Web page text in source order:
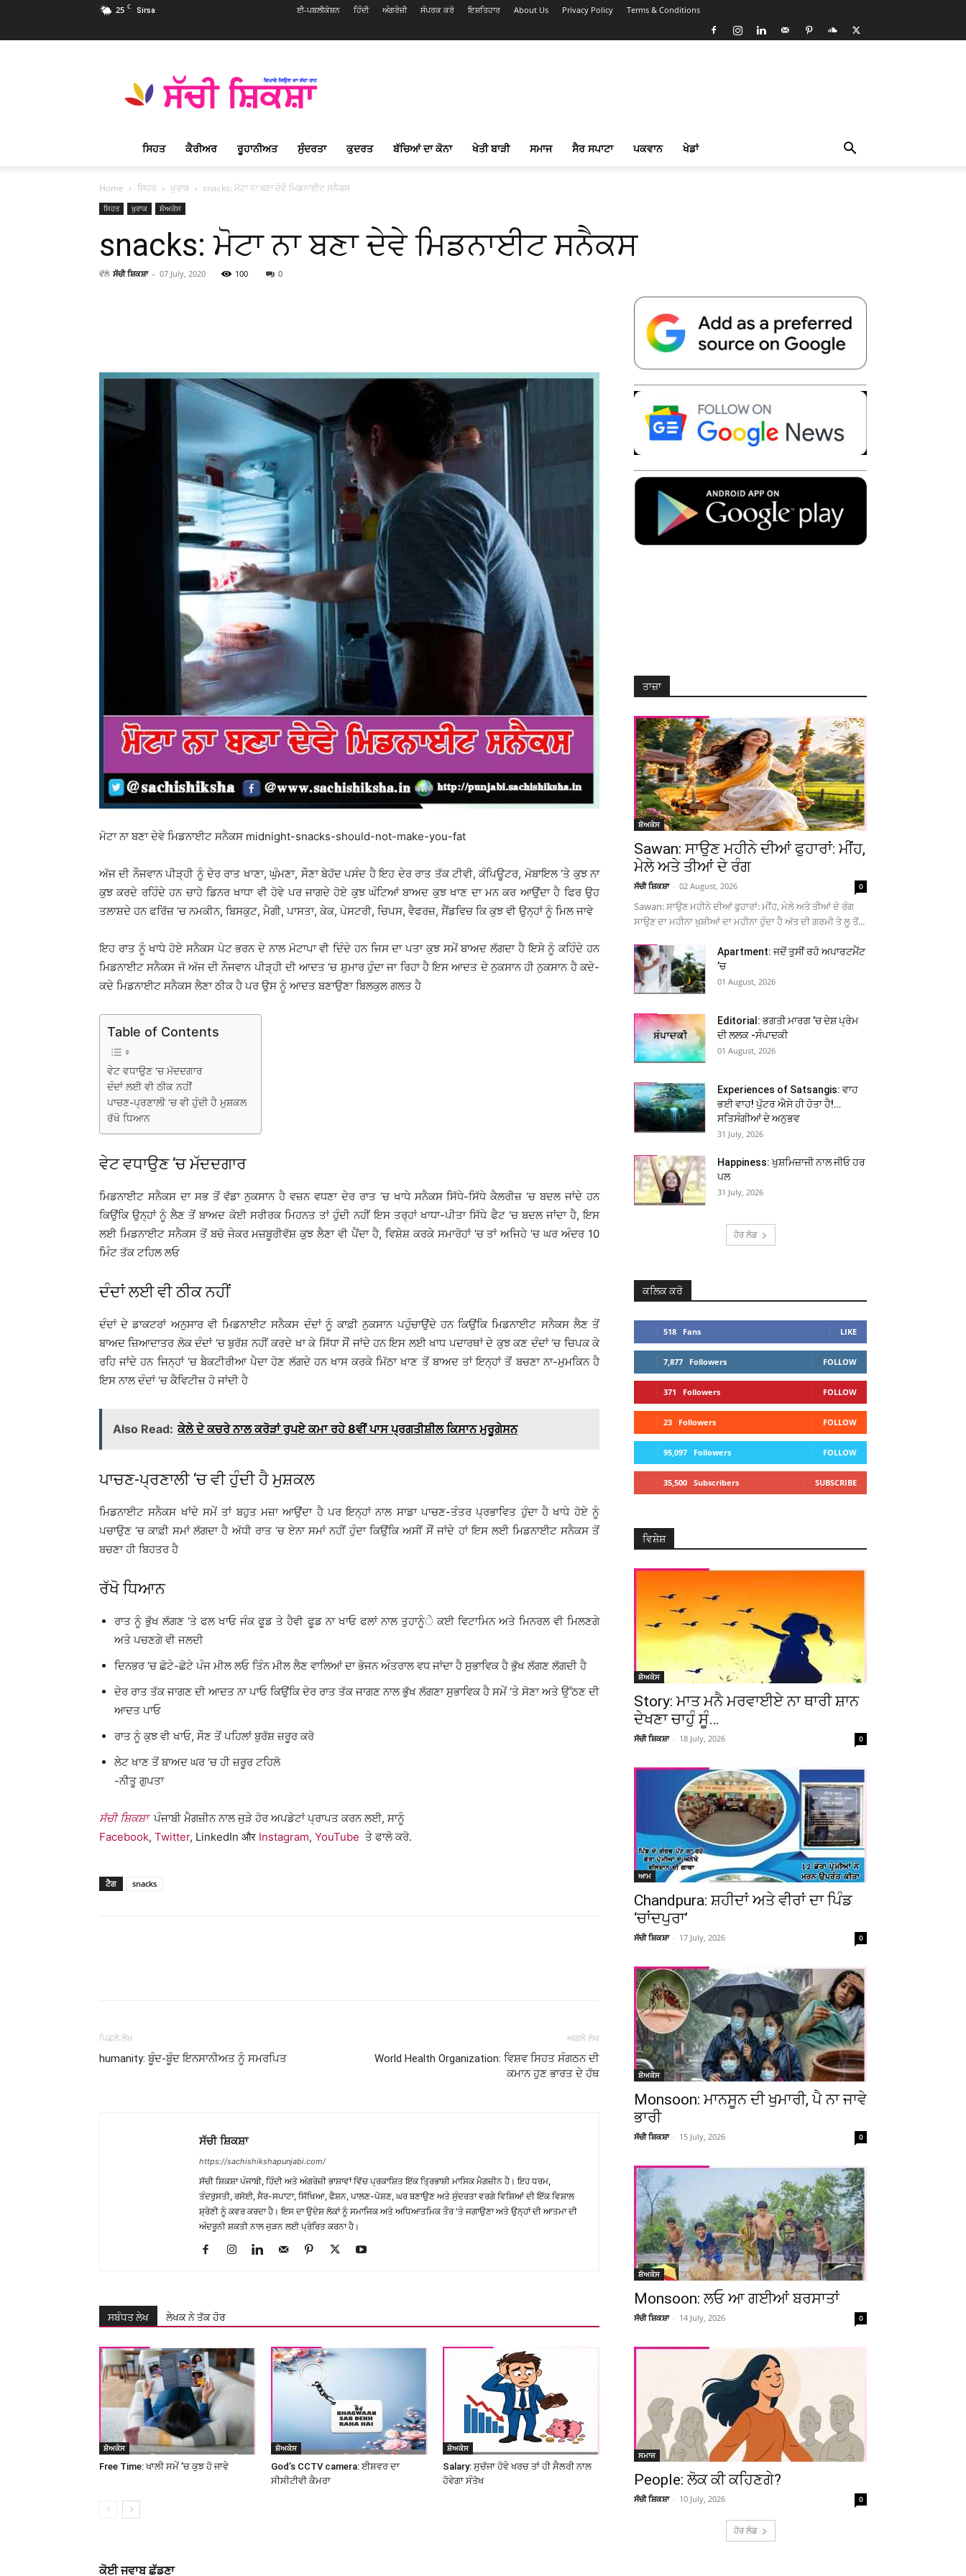
25 C Sirsa ਈ-ਪਬਲੀਕੇਸ਼ਨ ਹਿੰਦੀ ਅੰਗਰੇਜ਼ੀ ਸੰਪਰਕ ਕਰੋ ਇਸ਼ਤਿਹਾਰ About Us Privacy Policy Terms & Conditions
Shiksha
Punjabi
ਸ਼ਿਕਸ਼ਾ
ਪ੍ਰਸਿੱਧ
ਮੈਗਜ਼ੀਨ
ਸਿਹਤ ਕੈਰੀਅਰ ਰੂਹਾਨੀਅਤ ਸੁੰਦਰਤਾ ਕੁਦਰਤ ਬੱਚਿਆਂ ਦਾ ਕੋਨਾ ਖੇਤੀ ਬਾੜੀ ਸਮਾਜ ਸੈਰ ਸਪਾਟਾ ਪਕਵਾਨ ਖੇਡਾਂ
Home ਸਿਹਤ ਖੁਰਾਕ snacks: ਮੋਟਾ ਨਾ ਬਣਾ ਦੇਵੇ ਮਿਡਨਾਈਟ ਸਨੈਕਸ
ਸਿਹਤ ਖੁਰਾਕ ਸ਼ੋਅਕੇਸ
snacks: ਮੋਟਾ ਨਾ ਬਣਾ ਦੇਵੇ ਮਿਡਨਾਈਟ ਸਨੈਕਸ
ਵੱਲੋ ਸੱਚੀ ਸ਼ਿਕਸ਼ਾ - 07 July, 2020 100 0
Telegram Copy URL
ਮੋਟਾ ਨਾ ਬਣਾ ਦੇਵੇ ਮਿਡਨਾਈਟ ਸਨੈਕਸ midnight-snacks-should-not-make-you-fat
ਅੱਜ ਦੀ ਨੌਜਵਾਨ ਪੀੜ੍ਹੀ ਨੂੰ ਦੇਰ ਰਾਤ ਖਾਣਾ, ਘੁੰਮਣਾ, ਸੌਣਾ ਬੇਹੱਦ ਪਸੰਦ ਹੈ ਇਹ ਦੇਰ ਰਾਤ ਤੱਕ ਟੀਵੀ, ਕੰਪਿਊਟਰ, ਮੋਬਾਇਲ ‘ਤੇ ਕੁਝ ਨਾ
ਕੁਝ ਕਰਦੇ ਰਹਿੰਦੇ ਹਨ ਚਾਹੇ ਡਿਨਰ ਖਾਧਾ ਵੀ ਹੋਵੇ ਪਰ ਜਾਗਦੇ ਹੋਏ ਕੁਝ ਘੰਟਿਆਂ ਬਾਅਦ ਕੁਝ ਖਾਣ ਦਾ ਮਨ ਕਰ ਆਉਂਦਾ ਹੈ ਫਿਰ ਉਹ
ਤਲਾਸ਼ਦੇ ਹਨ ਫਰਿੱਜ਼ ‘ਚ ਨਮਕੀਨ, ਬਿਸਕੁਟ, ਮੈਗੀ, ਪਾਸਤਾ, ਕੇਕ, ਪੇਸਟਰੀ, ਚਿਪਸ, ਵੈਫਰਜ਼, ਸੈਂਡਵਿਚ ਕਿ ਕੁਝ ਵੀ ਉਨ੍ਹਾਂ ਨੂੰ ਮਿਲ ਜਾਵੇ
ਇਹ ਰਾਤ ਨੂੰ ਖਾਧੇ ਹੋਏ ਸਨੈਕਸ ਪੇਟ ਭਰਨ ਦੇ ਨਾਲ ਮੋਟਾਪਾ ਵੀ ਦਿੰਦੇ ਹਨ ਜਿਸ ਦਾ ਪਤਾ ਕੁਝ ਸਮੇਂ ਬਾਅਦ ਲੱਗਦਾ ਹੈ ਇਸੇ ਨੂੰ ਕਹਿੰਦੇ ਹਨ
ਮਿਡਨਾਈਟ ਸਨੈਕਸ ਜੋ ਅੱਜ ਦੀ ਨੌਜਵਾਨ ਪੀੜ੍ਹੀ ਦੀ ਆਦਤ ‘ਚ ਸ਼ੁਮਾਰ ਹੁੰਦਾ ਜਾ ਰਿਹਾ ਹੈ ਇਸ ਆਦਤ ਦੇ ਨੁਕਸਾਨ ਹੀ ਨੁਕਸਾਨ ਹੈ ਕਦੇ-
ਕਦੇ ਮਿਡਨਾਈਟ ਸਨੈਕਸ ਲੈਣਾ ਠੀਕ ਹੈ ਪਰ ਉਸ ਨੂੰ ਆਦਤ ਬਣਾਉਣਾ ਬਿਲਕੁਲ ਗਲਤ ਹੈ
Table of Contents
ਵੇਟ ਵਧਾਉਣ ‘ਚ ਮੱਦਦਗਾਰ
ਦੰਦਾਂ ਲਈ ਵੀ ਠੀਕ ਨਹੀਂ
ਪਾਚਣ-ਪ੍ਰਣਾਲੀ ‘ਚ ਵੀ ਹੁੰਦੀ ਹੈ ਮੁਸ਼ਕਲ
ਰੱਖੋ ਧਿਆਨ
ਵੇਟ ਵਧਾਉਣ ‘ਚ ਮੱਦਦਗਾਰ
ਮਿਡਨਾਈਟ ਸਨੈਕਸ ਦਾ ਸਭ ਤੋਂ ਵੱਡਾ ਨੁਕਸਾਨ ਹੈ ਵਜ਼ਨ ਵਧਣਾ ਦੇਰ ਰਾਤ ‘ਚ ਖਾਧੇ ਸਨੈਕਸ ਸਿੱਧੇ-ਸਿੱਧੇ ਕੈਲਰੀਜ਼ ‘ਚ ਬਦਲ ਜਾਂਦੇ ਹਨ
ਕਿਉਂਕਿ ਉਨ੍ਹਾਂ ਨੂੰ ਲੈਣ ਤੋਂ ਬਾਅਦ ਕੋਈ ਸਰੀਰਕ ਮਿਹਨਤ ਤਾਂ ਹੁੰਦੀ ਨਹੀਂ ਇਸ ਤਰ੍ਹਾਂ ਖਾਧਾ-ਪੀਤਾ ਸਿੱਧੇ ਫੈਟ ‘ਚ ਬਦਲ ਜਾਂਦਾ ਹੈ, ਇਸ
ਲਈ ਮਿਡਨਾਈਟ ਸਨੈਕਸ ਤੋਂ ਬਚੋ ਜੇਕਰ ਮਜ਼ਬੂਰੀਵੱਸ਼ ਕੁਝ ਲੈਣਾ ਵੀ ਪੈਂਦਾ ਹੈ, ਵਿਸ਼ੇਸ਼ ਕਰਕੇ ਸਮਾਰੋਹਾਂ ‘ਚ ਤਾਂ ਅਜਿਹੇ ‘ਚ ਘਰ ਅੰਦਰ 10
ਮਿੰਟ ਤੱਕ ਟਹਿਲ ਲਓ
ਦੰਦਾਂ ਲਈ ਵੀ ਠੀਕ ਨਹੀਂ
ਦੰਦਾਂ ਦੇ ਡਾਕਟਰਾਂ ਅਨੁਸਾਰ ਵੀ ਮਿਡਨਾਈਟ ਸਨੈਕਸ ਦੰਦਾਂ ਨੂੰ ਕਾਫ਼ੀ ਨੁਕਸਾਨ ਪਹੁੰਚਾਉਂਦੇ ਹਨ ਕਿਉਂਕਿ ਮਿਡਨਾਈਟ ਸਨੈਕਸ ਲੈਣ ਤੋਂ
ਬਾਅਦ ਜ਼ਿਆਦਾਤਰ ਲੋਕ ਦੰਦਾਂ ‘ਚ ਬੁਰੱਸ਼ ਨਹੀਂ ਕਰਦੇ ਖਾ ਕੇ ਸਿੱਧਾ ਸੌਂ ਜਾਂਦੇ ਹਨ ਇਸ ਲਈ ਖਾਧ ਪਦਾਰਥਾਂ ਦੇ ਕੁਝ ਕਣ ਦੰਦਾਂ ‘ਚ ਚਿਪਕ ਕੇ
ਰਹਿ ਜਾਂਦੇ ਹਨ ਜਿਨ੍ਹਾਂ ‘ਚ ਬੈਕਟੀਰੀਆ ਪੈਦਾ ਹੋਣ ਲੱਗਦੇ ਹਨ ਖਾਸ ਕਰਕੇ ਮਿੱਠਾ ਖਾਣ ਤੋਂ ਬਾਅਦ ਤਾਂ ਇਨ੍ਹਾਂ ਤੋਂ ਬਚਣਾ ਨਾ-ਮੁਮਕਿਨ ਹੈ
ਇਸ ਨਾਲ ਦੰਦਾਂ ‘ਚ ਕੈਵਿਟੀਜ਼ ਹੋ ਜਾਂਦੀ ਹੈ
Also Read: ਕੇਲੇ ਦੇ ਕਚਰੇ ਨਾਲ ਕਰੋੜਾਂ ਰੁਪਏ ਕਮਾ ਰਹੇ 8ਵੀਂ ਪਾਸ ਪ੍ਰਗਤੀਸ਼ੀਲ ਕਿਸਾਨ ਮੁਰੂਗੇਸਨ
ਪਾਚਣ-ਪ੍ਰਣਾਲੀ ‘ਚ ਵੀ ਹੁੰਦੀ ਹੈ ਮੁਸ਼ਕਲ
ਮਿਡਨਾਈਟ ਸਨੈਕਸ ਖਾਂਦੇ ਸਮੇਂ ਤਾਂ ਬਹੁਤ ਮਜ਼ਾ ਆਉਂਦਾ ਹੈ ਪਰ ਇਨ੍ਹਾਂ ਨਾਲ ਸਾਡਾ ਪਾਚਣ-ਤੰਤਰ ਪ੍ਰਭਾਵਿਤ ਹੁੰਦਾ ਹੈ ਖਾਧੇ ਹੋਏ ਨੂੰ
ਪਚਾਉਣ ‘ਚ ਕਾਫ਼ੀ ਸਮਾਂ ਲੱਗਦਾ ਹੈ ਅੱਧੀ ਰਾਤ ‘ਚ ਏਨਾ ਸਮਾਂ ਨਹੀਂ ਹੁੰਦਾ ਕਿਉਂਕਿ ਅਸੀਂ ਸੌਂ ਜਾਂਦੇ ਹਾਂ ਇਸ ਲਈ ਮਿਡਨਾਈਟ ਸਨੈਕਸ ਤੋਂ
ਬਚਣਾ ਹੀ ਬਿਹਤਰ ਹੈ
ਰੱਖੋ ਧਿਆਨ
ਰਾਤ ਨੂੰ ਭੁੱਖ ਲੱਗਣ ‘ਤੇ ਫਲ ਖਾਓ ਜੰਕ ਫੂਡ ਤੇ ਹੈਵੀ ਫੂਡ ਨਾ ਖਾਓ ਫਲਾਂ ਨਾਲ ਤੁਹਾਨੂੰੇ ਕਈ ਵਿਟਾਮਿਨ ਅਤੇ ਮਿਨਰਲ ਵੀ ਮਿਲਣਗੇ
ਅਤੇ ਪਚਣਗੇ ਵੀ ਜਲਦੀ
ਦਿਨਭਰ ‘ਚ ਛੋਟੇ-ਛੋਟੇ ਪੰਜ ਮੀਲ ਲਓ ਤਿੰਨ ਮੀਲ ਲੈਣ ਵਾਲਿਆਂ ਦਾ ਭੋਜਨ ਅੰਤਰਾਲ ਵਧ ਜਾਂਦਾ ਹੈ ਸੁਭਾਵਿਕ ਹੈ ਭੁੱਖ ਲੱਗਣ ਲੱਗਦੀ ਹੈ
ਦੇਰ ਰਾਤ ਤੱਕ ਜਾਗਣ ਦੀ ਆਦਤ ਨਾ ਪਾਓ ਕਿਉਂਕਿ ਦੇਰ ਰਾਤ ਤੱਕ ਜਾਗਣ ਨਾਲ ਭੁੱਖ ਲੱਗਣਾ ਸੁਭਾਵਿਕ ਹੈ ਸਮੇਂ ‘ਤੇ ਸੋਣਾ ਅਤੇ ਉੱਠਣ ਦੀ
ਆਦਤ ਪਾਓ
ਰਾਤ ਨੂੰ ਕੁਝ ਵੀ ਖਾਓ, ਸੌਣ ਤੋਂ ਪਹਿਲਾਂ ਬੁਰੱਸ਼ ਜ਼ਰੂਰ ਕਰੋ
ਲੇਟ ਖਾਣ ਤੋਂ ਬਾਅਦ ਘਰ ‘ਚ ਹੀ ਜ਼ਰੂਰ ਟਹਿਲੋ
-ਨੀਤੂ ਗੁਪਤਾ
ਸੱਚੀ ਸ਼ਿਕਸ਼ਾ ਪੰਜਾਬੀ ਮੈਗਜ਼ੀਨ ਨਾਲ ਜੁੜੇ ਹੋਰ ਅਪਡੇਟਾਂ ਪ੍ਰਾਪਤ ਕਰਨ ਲਈ, ਸਾਨੂੰ
Facebook, Twitter, LinkedIn और Instagram, YouTube ਤੇ ਫਾਲੋ ਕਰੋ.
ਟੈਗ snacks
Telegram Copy URL
ਪਿਛਲੇ ਲੇਖ
humanity: ਬੂੰਦ-ਬੂੰਦ ਇਨਸਾਨੀਅਤ ਨੂੰ ਸਮਰਪਿਤ
ਅਗਲੇ ਲੇਖ
World Health Organization: ਵਿਸ਼ਵ ਸਿਹਤ ਸੰਗਠਨ ਦੀ
ਕਮਾਨ ਹੁਣ ਭਾਰਤ ਦੇ ਹੱਥ
ਸੱਚੀ ਸ਼ਿਕਸ਼ਾ
https://sachishikshapunjabi.com/
ਸੱਚੀ ਸ਼ਿਕਸ਼ਾ ਪੰਜਾਬੀ, ਹਿੰਦੀ ਅਤੇ ਅੰਗਰੇਜ਼ੀ ਭਾਸ਼ਾਵਾਂ ਵਿੱਚ ਪ੍ਰਕਾਸ਼ਿਤ ਇੱਕ ਤ੍ਰਿਭਾਸ਼ੀ ਮਾਸਿਕ ਮੈਗਜ਼ੀਨ ਹੈ। ਇਹ ਧਰਮ,
ਤੰਦਰੁਸਤੀ, ਰਸੋਈ, ਸੈਰ-ਸਪਾਟਾ, ਸਿੱਖਿਆ, ਫੈਸ਼ਨ, ਪਾਲਣ-ਪੋਸ਼ਣ, ਘਰ ਬਣਾਉਣ ਅਤੇ ਸੁੰਦਰਤਾ ਵਰਗੇ ਵਿਸ਼ਿਆਂ ਦੀ ਇੱਕ ਵਿਸ਼ਾਲ
ਸ਼੍ਰੇਣੀ ਨੂੰ ਕਵਰ ਕਰਦਾ ਹੈ। ਇਸ ਦਾ ਉਦੇਸ਼ ਲੋਕਾਂ ਨੂੰ ਸਮਾਜਿਕ ਅਤੇ ਅਧਿਆਤਮਿਕ ਤੌਰ 'ਤੇ ਜਗਾਉਣਾ ਅਤੇ ਉਨ੍ਹਾਂ ਦੀ ਆਤਮਾ ਦੀ
ਅੰਦਰੂਨੀ ਸ਼ਕਤੀ ਨਾਲ ਜੁੜਨ ਲਈ ਪ੍ਰੇਰਿਤ ਕਰਨਾ ਹੈ।
ਸਬੰਧਤ ਲੇਖ ਲੇਖਕ ਨੇ ਤੱਕ ਹੋਰ
ਸ਼ੋਅਕੇਸ
Free Time: ਖਾਲੀ ਸਮੇਂ ’ਚ ਕੁਝ ਹੋ ਜਾਵੇ
ਸ਼ੋਅਕੇਸ
God’s CCTV camera: ਈਸ਼ਵਰ ਦਾ
ਸੀਸੀਟੀਵੀ ਕੈਮਰਾ
ਸ਼ੋਅਕੇਸ
Salary: ਸੁਚੱਜਾ ਹੋਵੇ ਖਰਚ ਤਾਂ ਹੀ ਸੈਲਰੀ ਨਾਲ
ਹੋਵੇਗਾ ਸੰਤੋਖ
ਕੋਈ ਜਵਾਬ ਛੱਡਣਾ
ਤਾਜ਼ਾ
ਸ਼ੋਅਕੇਸ
Sawan: ਸਾਉਣ ਮਹੀਨੇ ਦੀਆਂ ਫੁਹਾਰਾਂ: ਮੀਂਹ,
ਮੇਲੇ ਅਤੇ ਤੀਆਂ ਦੇ ਰੰਗ
ਸੱਚੀ ਸ਼ਿਕਸ਼ਾ - 02 August, 2026 0
Sawan: ਸਾਉਣ ਮਹੀਨੇ ਦੀਆਂ ਫੁਹਾਰਾਂ: ਮੀਂਹ, ਮੇਲੇ ਅਤੇ ਤੀਆਂ ਦੇ ਰੰਗ
ਸਾਉਣ ਦਾ ਮਹੀਨਾ ਖੁਸ਼ੀਆਂ ਦਾ ਮਹੀਨਾ ਹੁੰਦਾ ਹੈ ਅੱਤ ਦੀ ਗਰਮੀ ਤੇ ਲੂ ਤੋਂ...
Apartment: ਜਦੋਂ ਤੁਸੀਂ ਰਹੋ ਅਪਾਰਟਮੈਂਟ
’ਚ
01 August, 2026
Editorial: ਭਗਤੀ ਮਾਰਗ ’ਚ ਦੇਸ਼ ਪ੍ਰੇਮ
ਦੀ ਲਲਕ -ਸੰਪਾਦਕੀ
01 August, 2026
Experiences of Satsangis: ਵਾਹ
ਭਈ ਵਾਹ! ਪੁੱਟਰ ਐਸੇ ਹੀ ਹੋਤਾ ਹੈ!…
ਸਤਿਸੰਗੀਆਂ ਦੇ ਅਨੁਭਵ
31 July, 2026
Happiness: ਖੁਸ਼ਮਿਜ਼ਾਜੀ ਨਾਲ ਜੀਓ ਹਰ
ਪਲ
31 July, 2026
ਹੋਰ ਲੋਡ
ਕਲਿਕ ਕਰੋ
518 Fans LIKE
7,877 Followers FOLLOW
371 Followers FOLLOW
23 Followers FOLLOW
95,097 Followers FOLLOW
35,500 Subscribers SUBSCRIBE
ਵਿਸ਼ੇਸ਼
ਸ਼ੋਅਕੇਸ
Story: ਮਾਤ ਮਨੈ ਮਰਵਾਈਏ ਨਾ ਥਾਰੀ ਸ਼ਾਨ
ਦੇਖਣਾ ਚਾਹੁੰ ਸੂੰ…
ਸੱਚੀ ਸ਼ਿਕਸ਼ਾ - 18 July, 2026 0
ਆਮ
Chandpura: ਸ਼ਹੀਦਾਂ ਅਤੇ ਵੀਰਾਂ ਦਾ ਪਿੰਡ
‘ਚਾਂਦਪੁਰਾ’
ਸੱਚੀ ਸ਼ਿਕਸ਼ਾ - 17 July, 2026 0
ਸ਼ੋਅਕੇਸ
Monsoon: ਮਾਨਸੂਨ ਦੀ ਖੁਮਾਰੀ, ਪੈ ਨਾ ਜਾਵੇ
ਭਾਰੀ
ਸੱਚੀ ਸ਼ਿਕਸ਼ਾ - 15 July, 2026 0
ਸ਼ੋਅਕੇਸ
Monsoon: ਲਓ ਆ ਗਈਆਂ ਬਰਸਾਤਾਂ
ਸੱਚੀ ਸ਼ਿਕਸ਼ਾ - 14 July, 2026 0
ਸਮਾਜ
People: ਲੋਕ ਕੀ ਕਹਿਣਗੇ?
ਸੱਚੀ ਸ਼ਿਕਸ਼ਾ - 10 July, 2026 0
ਹੋਰ ਲੋਡ